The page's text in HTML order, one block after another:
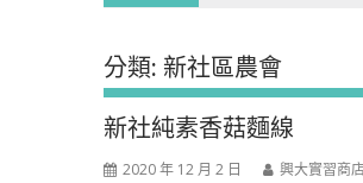
分類: 新社區農會
新社純素香菇麵線
2020 年 12 月 2 日 興大實習商